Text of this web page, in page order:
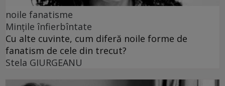
noile fanatisme
Mințile înfierbîntate
Cu alte cuvinte, cum diferă noile forme de
fanatism de cele din trecut?
Stela GIURGEANU